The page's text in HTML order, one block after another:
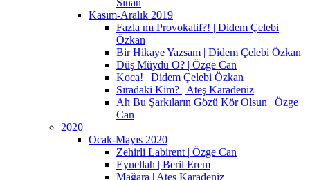
Sinan
Kasım-Aralık 2019
Fazla mı Provokatif?! | Didem Çelebi
Özkan
Bir Hikaye Yazsam | Didem Çelebi Özkan
Düş Müydü O? | Özge Can
Koca! | Didem Çelebi Özkan
Sıradaki Kim? | Ateş Karadeniz
Ah Bu Şarkıların Gözü Kör Olsun | Özge
Can
2020
Ocak-Mayıs 2020
Zehirli Labirent | Özge Can
Eynellah | Beril Erem
Mağara | Ateş Karadeniz